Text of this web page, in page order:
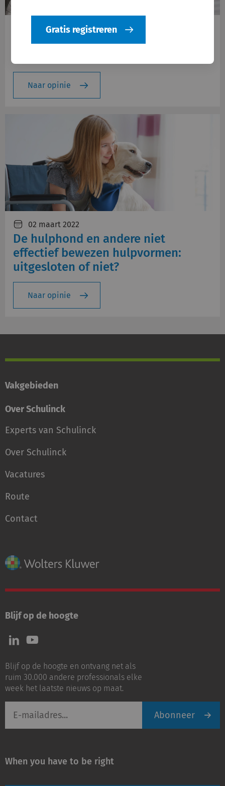
Gratis registreren
06 februari 2019
De hulphond als hulpmiddel in de
Naar opinie
02 maart 2022
De hulphond en andere niet
effectief bewezen hulpvormen:
uitgesloten of niet?
Naar opinie
Vakgebieden
Over Schulinck
Experts van Schulinck
Over Schulinck
Vacatures
Route
Contact
Blijf op de hoogte
Volg
ons
LinkedIn
Volg
ons
Youtube
Blijf op de hoogte en ontvang net als
ruim 30.000 andere professionals elke
week het laatste nieuws op maat.
mailadres
Abonneer
When you have to be right